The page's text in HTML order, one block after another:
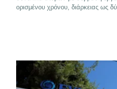
ορισμένου χρόνου, διάρκειας ως